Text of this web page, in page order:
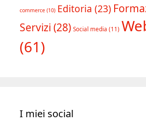
commerce (10) Editoria (23)
Servizi (28) Social media (11)
(61)
I miei social